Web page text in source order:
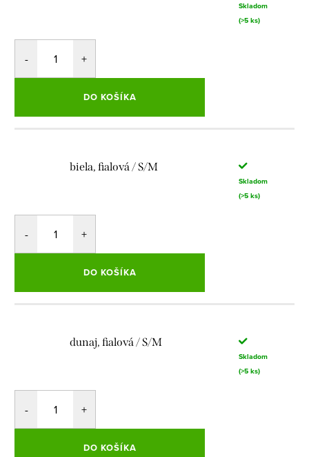
Skladom
(>5 ks)
DO KOŠÍKA
biela, fialová / S/M
Skladom
(>5 ks)
DO KOŠÍKA
dunaj, fialová / S/M
Skladom
(>5 ks)
DO KOŠÍKA